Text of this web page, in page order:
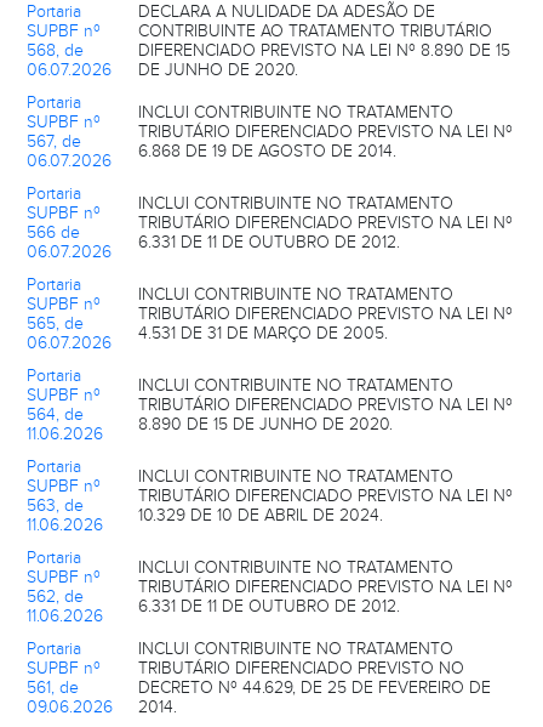
Portaria
SUPBF nº
568, de
06.07.2026
DECLARA A NULIDADE DA ADESÃO DE
CONTRIBUINTE AO TRATAMENTO TRIBUTÁRIO
DIFERENCIADO PREVISTO NA LEI Nº 8.890 DE 15
DE JUNHO DE 2020.
Portaria
SUPBF nº
567, de
06.07.2026
INCLUI CONTRIBUINTE NO TRATAMENTO
TRIBUTÁRIO DIFERENCIADO PREVISTO NA LEI Nº
6.868 DE 19 DE AGOSTO DE 2014.
Portaria
SUPBF nº
566 de
06.07.2026
INCLUI CONTRIBUINTE NO TRATAMENTO
TRIBUTÁRIO DIFERENCIADO PREVISTO NA LEI Nº
6.331 DE 11 DE OUTUBRO DE 2012.
Portaria
SUPBF nº
565, de
06.07.2026
INCLUI CONTRIBUINTE NO TRATAMENTO
TRIBUTÁRIO DIFERENCIADO PREVISTO NA LEI Nº
4.531 DE 31 DE MARÇO DE 2005.
Portaria
SUPBF nº
564, de
11.06.2026
INCLUI CONTRIBUINTE NO TRATAMENTO
TRIBUTÁRIO DIFERENCIADO PREVISTO NA LEI Nº
8.890 DE 15 DE JUNHO DE 2020.
Portaria
SUPBF nº
563, de
11.06.2026
INCLUI CONTRIBUINTE NO TRATAMENTO
TRIBUTÁRIO DIFERENCIADO PREVISTO NA LEI Nº
10.329 DE 10 DE ABRIL DE 2024.
Portaria
SUPBF nº
562, de
11.06.2026
INCLUI CONTRIBUINTE NO TRATAMENTO
TRIBUTÁRIO DIFERENCIADO PREVISTO NA LEI Nº
6.331 DE 11 DE OUTUBRO DE 2012.
Portaria
SUPBF nº
561, de
09.06.2026
INCLUI CONTRIBUINTE NO TRATAMENTO
TRIBUTÁRIO DIFERENCIADO PREVISTO NO
DECRETO Nº 44.629, DE 25 DE FEVEREIRO DE
2014.